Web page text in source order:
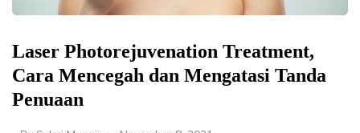
Laser Photorejuvenation Treatment,
Cara Mencegah dan Mengatasi Tanda
Penuaan